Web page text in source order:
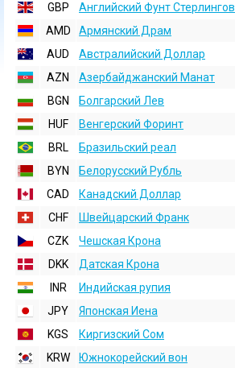
GBP
Английский Фунт Стерлингов
AMD
Армянский Драм
AUD
Австралийский Доллар
AZN
Азербайджанский Манат
BGN
Болгарский Лев
HUF
Венгерский Форинт
BRL
Бразильский реал
BYN
Белорусский Рубль
CAD
Канадский Доллар
CHF
Швейцарский Франк
CZK
Чешская Крона
DKK
Датская Крона
INR
Индийская pупия
JPY
Японская Иена
KGS
Киргизский Сом
KRW
Южнокорейский вон